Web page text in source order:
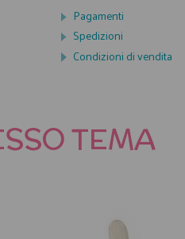
Pagamenti
Spedizioni
Condizioni di vendita
TEMA